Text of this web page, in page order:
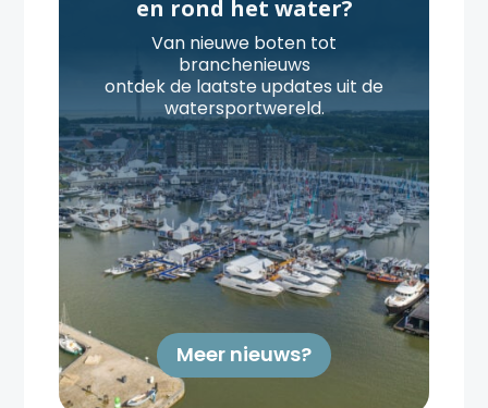
en rond het water?
Van nieuwe boten tot
branchenieuws
ontdek de laatste updates uit de
watersportwereld.
Meer nieuws?